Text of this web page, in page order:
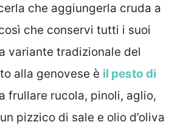
che aggiungerla cruda a
che conservi tutti i suoi
variante tradizionale del
alla genovese è il pesto di
frullare rucola, pinoli, aglio,
pizzico di sale e olio d’oliva